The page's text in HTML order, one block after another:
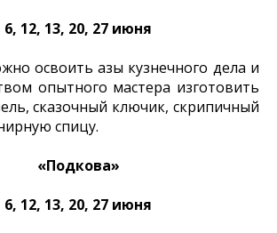
6, 12, 13, 20, 27 июня
освоить азы кузнечного дела и
опытного мастера изготовить
сказочный ключик, скрипичный
спицу.
«Подкова»
6, 12, 13, 20, 27 июня